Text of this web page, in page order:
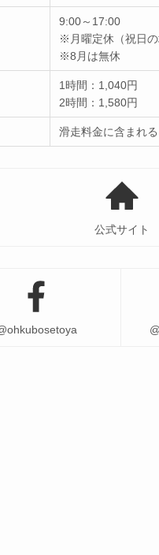
9:00～17:00
※月曜定休（祝日の
※8月は無休
1時間：1,040円
2時間：1,580円
滑走料金に含まれ
公式サイト